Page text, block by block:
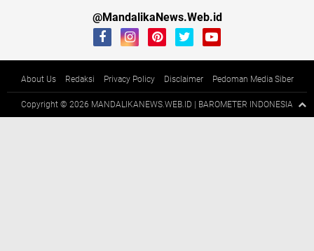
@MandalikaNews.Web.id
About Us Redaksi Privacy Policy Disclaimer Pedoman Media Siber
Copyright © 2026 MANDALIKANEWS.WEB.ID | BAROMETER INDONESIA